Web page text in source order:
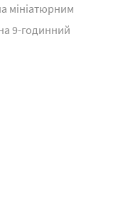
мініатюрним
9-годинний